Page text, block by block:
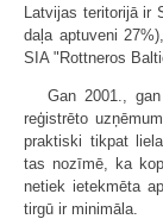
Latvijas teritorijā ir
daļa aptuveni
SIA "Rottneros
Gan 2001.,
reģistrēto
praktiski tikpat
tas nozīmē, ka
netiek ietekmēta
tirgū ir minimāla.